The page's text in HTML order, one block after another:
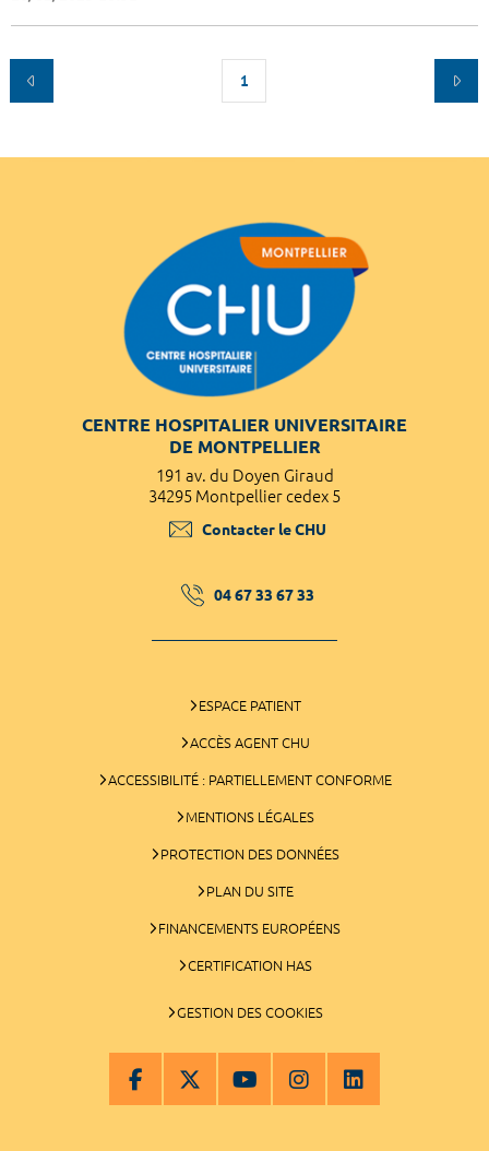
1
CENTRE HOSPITALIER UNIVERSITAIRE
DE MONTPELLIER
191 av. du Doyen Giraud
34295 Montpellier cedex 5
Contacter le CHU
04 67 33 67 33
ESPACE PATIENT
ACCÈS AGENT CHU
ACCESSIBILITÉ : PARTIELLEMENT CONFORME
MENTIONS LÉGALES
PROTECTION DES DONNÉES
PLAN DU SITE
FINANCEMENTS EUROPÉENS
CERTIFICATION HAS
GESTION DES COOKIES